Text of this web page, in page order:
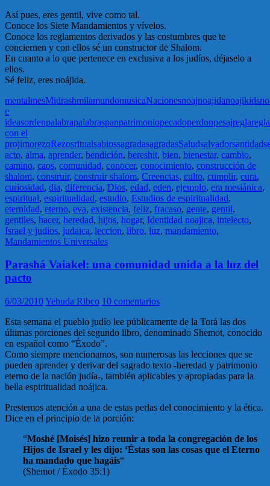
Así pues, eres gentil, vive como tal.
Conoce los Siete Mandamientos y vívelos.
Conoce los reglamentos derivados y las costumbres que te
conciernen y con ellos sé un constructor de Shalom.
En cuanto a lo que pertenece en exclusiva a los judíos, déjaselo a
ellos.
Sé feliz, eres noájida.
mentalmesMidrashmilamundomusicaNacionesnoajnoajidanoajikids
e
ideasordenpalabrapalabraspanpatrimoniopecadoperdonpesajregla
con el
projimorezoRezosritualsabiossagradasagradasSaludsalvadorsantidad
acto, alma, aprender, bendición, bereshit, bien, bienestar, cambio,
camino, caos, comunidad, conocer, conocimiento, construcción de
shalom, construir, construir shalom, Creencias, culto, cumplir, cura,
curiosidad, dia, diferencia, Dios, edad, eden, ejemplo, era mesiánica,
espiritual, espiritualidad, estudio, Estudios de espiritualidad,
eternidad, eterno, eva, existencia, feliz, fracaso, gente, gentil,
gentiles, hacer, heredad, hijos, hogar, Identidad noajica, intelecto,
Israel y judios, judaica, leccion, libro, luz, mandamiento,
Mandamientos Universales
Parashá Vaiakel: una comunidad unida a la luz del
pacto
6/03/2010Yehuda Ribco 10 comentarios
Esta semana el pueblo judío lee públicamente de la Torá las dos
últimas porciones del segundo libro, denominado Shemot, conocido
en español como “Éxodo”.
Como siempre mencionamos, son numerosas las lecciones que se
pueden aprender y derivar del sagrado texto -heredad y patrimonio
eterno de la nación judía-, también aplicables y apropiadas para la
bella espiritualidad noájica.
Prestemos atención a una de estas perlas del conocimiento y la ética.
Dice en el principio de la porción:
“Moshé [Moisés] hizo reunir a toda la congregación de los
Hijos de Israel y les dijo: ‘Éstas son las cosas que el Eterno
ha mandado que hagáis“
(Shemot / Éxodo 35:1)